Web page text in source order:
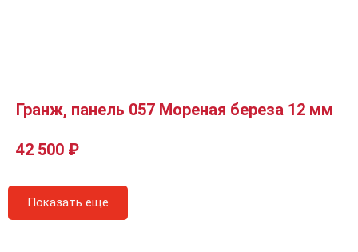
Гранж, панель 057 Мореная береза 12 мм
42 500 ₽
Показать еще